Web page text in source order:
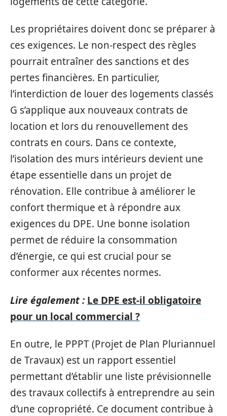
Les propriétaires doivent donc se préparer à
ces exigences. Le non-respect des règles
pourrait entraîner des sanctions et des
pertes financières. En particulier,
l’interdiction de louer des logements classés
G s’applique aux nouveaux contrats de
location et lors du renouvellement des
contrats en cours. Dans ce contexte,
l’isolation des murs intérieurs devient une
étape essentielle dans un projet de
rénovation. Elle contribue à améliorer le
confort thermique et à répondre aux
exigences du DPE. Une bonne isolation
permet de réduire la consommation
d’énergie, ce qui est crucial pour se
conformer aux récentes normes.
Lire également : Le DPE est-il obligatoire
pour un local commercial ?
En outre, le PPPT (Projet de Plan Pluriannuel
de Travaux) est un rapport essentiel
permettant d’établir une liste prévisionnelle
des travaux collectifs à entreprendre au sein
d’une copropriété. Ce document contribue à